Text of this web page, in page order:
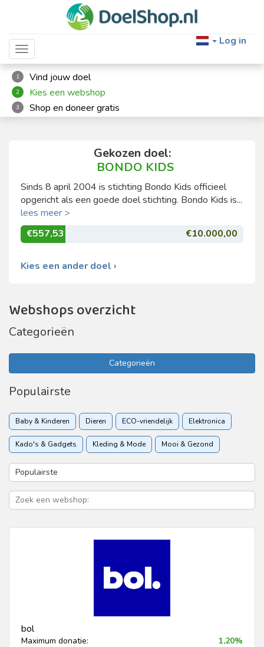
Toggle navigation
Log in
1 Vind jouw doel
2 Kies een webshop
3 Shop en doneer gratis
Gekozen doel:
BONDO KIDS
Sinds 8 april 2004 is stichting Bondo Kids officieel
opgericht als een goede doel stichting. Bondo Kids is...
lees meer >
€557,53
€10.000,00
Kies een ander doel ›
Webshops overzicht
Categorieën
Categorieën
Populairste
Baby & Kinderen Dieren ECO-vriendelijk Elektronica
Kado's & Gadgets Kleding & Mode Mooi & Gezond
Sport & Recreatie
Zorgverzekering
bol
Maximum donatie: 1,20%